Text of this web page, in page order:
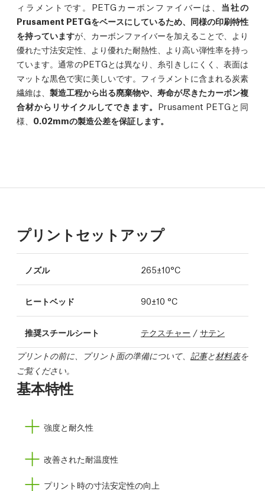
ィラメントです。PETGカーボンファイバーは、 当社の
Prusament PETGをベースにしているため、同様の印刷特性
を持っていますが、カーボンファイバーを加えることで、より
優れた寸法安定性、より優れた耐熱性、より高い弾性率を持っ
ています。通常のPETGとは異なり、糸引きしにくく、表面は
マットな黒色で実に美しいです。フィラメントに含まれる炭素
繊維は、 製造工程から出る廃棄物や、寿命が尽きたカーボン複
合材からリサイクルしてできます。 Prusament PETGと同
様、 0.02mmの製造公差を保証します。
プリントセットアップ
ノズル 265±10°C
ヒートベッド 90±10 °C
推奨スチールシート テクスチャー / サテン
プリントの前に、プリント面の準備について、 記事と材料表を
ご覧ください。
基本特性
強度と耐久性
改善された耐温度性
プリント時の寸法安定性の向上